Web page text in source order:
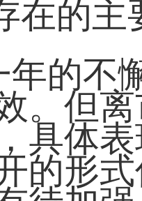
在的主
年的不
。但
具体
的形